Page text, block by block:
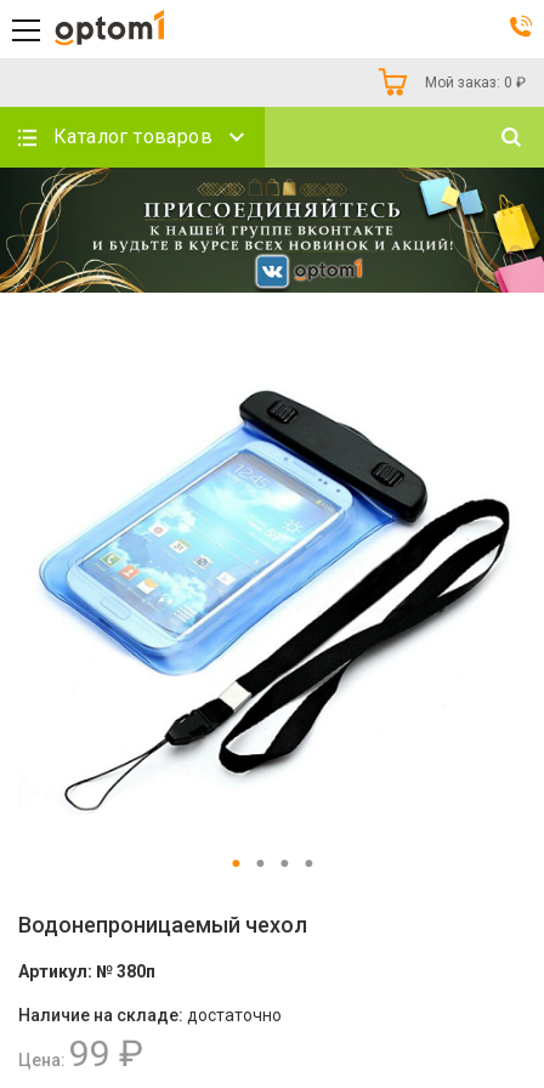
Мой заказ: 0 ₽
Каталог товаров
Водонепроницаемый чехол
Артикул: № 380п
Наличие на складе: достаточно
Цена: 99 ₽